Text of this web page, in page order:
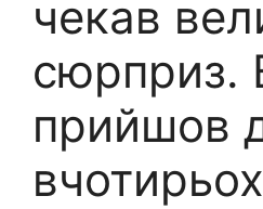
чекав
сюрприз.
прийшов